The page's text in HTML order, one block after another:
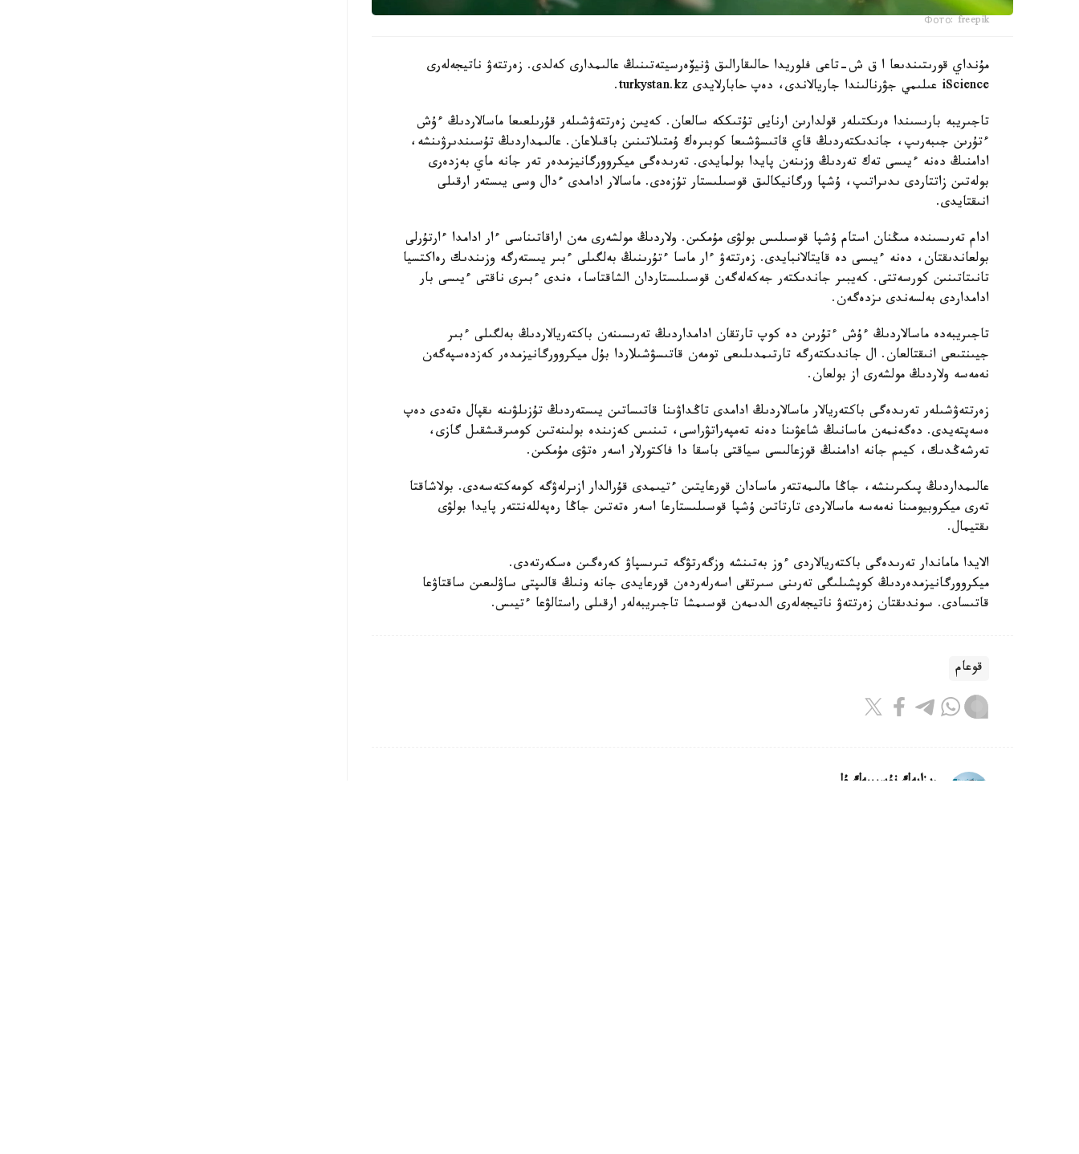
Фото: freepik
مۇنداي قورىتىندىعا ا ق ش-تاعى فلوريدا حالىقارالىق ۋنيۆەرسيتەتىنىڭ عالىمدارى كەلدى. زەرتتەۋ ناتيجەلەرى
iScience عىلىمي جۋرنالىندا جاريالاندى، دەپ حابارلايدى turkystan.kz.
تاجىريبە بارىسىندا ەرىكتىلەر قولدارىن ارنايى تۇتىككە سالعان. كەيىن زەرتتەۋشىلەر قۇرىلعىعا ماسالاردىڭ ءۇش
ءتۇرىن جىبەرىپ، جاندىكتەردىڭ قاي قاتىسۋشىعا كوبىرەك ۇمتىلاتىنىن باقىلاعان. عالىمداردىڭ تۇسىندىرۋىنشە،
ادامنىڭ دەنە ءيىسى تەك تەردىڭ وزىنەن پايدا بولمايدى. تەرىدەگى ميكروورگانيزمدەر تەر جانە ماي بەزدەرى
بولەتىن زاتتاردى ىدىراتىپ، ۇشپا ورگانيكالىق قوسىلىستار تۇزەدى. ماسالار ادامدى ءدال وسى يىستەر ارقىلى
انىقتايدى.
ادام تەرىسىندە مىڭنان استام ۇشپا قوسىلىس بولۋى مۇمكىن. ولاردىڭ مولشەرى مەن اراقاتىناسى ءار ادامدا ءارتۇرلى
بولعاندىقتان، دەنە ءيىسى دە قايتالانبايدى. زەرتتەۋ ءار ماسا ءتۇرىنىڭ بەلگىلى ءبىر يىستەرگە وزىندىك رەاكتسيا
تانىتاتىنىن كورسەتتى. كەيبىر جاندىكتەر جەكەلەگەن قوسىلىستاردان الشاقتاسا، ەندى ءبىرى ناقتى ءيىسى بار
ادامداردى بەلسەندى ىزدەگەن.
تاجىريبەدە ماسالاردىڭ ءۇش ءتۇرىن دە كوپ تارتقان ادامداردىڭ تەرىسىنەن باكتەريالاردىڭ بەلگىلى ءبىر
جيىنتىعى انىقتالعان. ال جاندىكتەرگە تارتىمدىلىعى تومەن قاتىسۋشىلاردا بۇل ميكروورگانيزمدەر كەزدەسپەگەن
نەمەسە ولاردىڭ مولشەرى از بولعان.
زەرتتەۋشىلەر تەرىدەگى باكتەريالار ماسالاردىڭ ادامدى تاڭداۋىنا قاتىساتىن يىستەردىڭ تۇزىلۋىنە ىقپال ەتەدى دەپ
ەسەپتەيدى. دەگەنمەن ماسانىڭ شاعۋىنا دەنە تەمپەراتۋراسى، تىنىس كەزىندە بولىنەتىن كومىرقىشقىل گازى،
تەرشەڭدىك، كيىم جانە ادامنىڭ قوزعالىسى سياقتى باسقا دا فاكتورلار اسەر ەتۋى مۇمكىن.
عالىمداردىڭ پىكىرىنشە، جاڭا مالىمەتتەر ماسادان قورعايتىن ءتيىمدى قۇرالدار ازىرلەۋگە كومەكتەسەدى. بولاشاقتا
تەرى ميكروبيومىنا نەمەسە ماسالاردى تارتاتىن ۇشپا قوسىلىستارعا اسەر ەتەتىن جاڭا رەپەللەنتتەر پايدا بولۋى
ىقتيمال.
الايدا ماماندار تەرىدەگى باكتەريالاردى ءوز بەتىنشە وزگەرتۋگە تىرىسپاۋ كەرەگىن ەسكەرتەدى.
ميكروورگانيزمدەردىڭ كوپشىلىگى تەرىنى سىرتقى اسەرلەردەن قورعايدى جانە ونىڭ قالىپتى ساۋلىعىن ساقتاۋعا
قاتىسادى. سوندىقتان زەرتتەۋ ناتيجەلەرى الدىمەن قوسىمشا تاجىريبەلەر ارقىلى راستالۋعا ءتيىس.
قوعام
ريزابەك نۇسىپبەك ۇلى